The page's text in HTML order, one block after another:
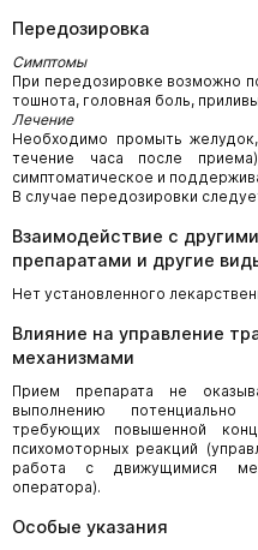
Передозировка
Симптомы
При передозировке возможно
тошнота, головная боль,
Лечение
Необходимо промыть
течение часа после
симптоматическое и
В случае передозировки
Взаимодействие с
препаратами и другие
Нет установленного
Влияние на управление
механизмами
Прием препарата не
выполнению
требующих повышенной
психомоторных реакций
работа с движущимися
оператора).
Особые указания